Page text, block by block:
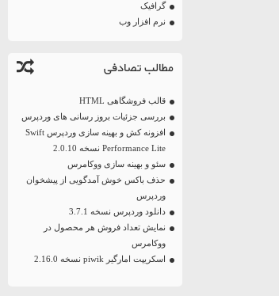
گرافیک
نرم افزار وب
مطالب تصادفی
قالب فروشگاهی HTML
بررسی جزئیات بروز رسانی های وردپرس
افزونه کش و بهینه سازی وردپرس Swift
Performance Lite نسخه 2.0.10
سئو و بهینه سازی ووکامرس
حذف باکس خوش آمدگویی از پیشخوان
وردپرس
دانلود وردپرس نسخه 3.7.1
نمایش تعداد فروش هر محصول در
ووکامرس
اسکریپت امارگیر piwik نسخه 2.16.0